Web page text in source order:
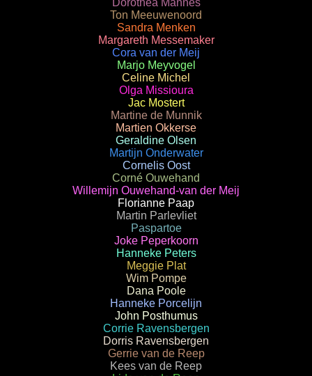
Ton Meeuwenoord
Sandra Menken
Margareth Messemaker
Cora van der Meij
Marjo Meyvogel
Celine Michel
Olga Missioura
Jac Mostert
Martine de Munnik
Martien Okkerse
Geraldine Olsen
Martijn Onderwater
Cornelis Oost
Corné Ouwehand
Willemijn Ouwehand-van der Meij
Florianne Paap
Martin Parlevliet
Paspartoe
Joke Peperkoorn
Hanneke Peters
Meggie Plat
Wim Pompe
Dana Poole
Hanneke Porcelijn
John Posthumus
Corrie Ravensbergen
Dorris Ravensbergen
Gerrie van de Reep
Kees van de Reep